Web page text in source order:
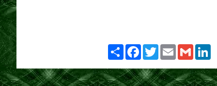
Paylaş
FacebookTwitter Email Gmail